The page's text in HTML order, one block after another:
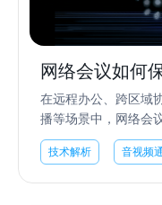
网络会议如何
性？
在远程办公、跨区域
播等场景中，网络会
用户来说，一场“好用
简单，而是要做到：
技术解析 音视频